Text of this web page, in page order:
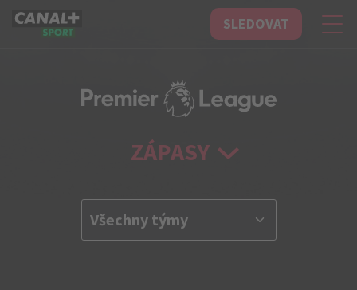
CANAL+ Sport SLEDOVAT
ZÁPASY